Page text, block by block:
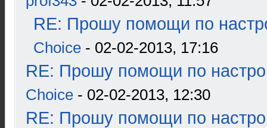
RE: Прошу помощи по
Choice - 02-02-2013, 17:16
RE: Прошу помощи по
Choice - 02-02-2013, 12:30
RE: Прошу помощи по